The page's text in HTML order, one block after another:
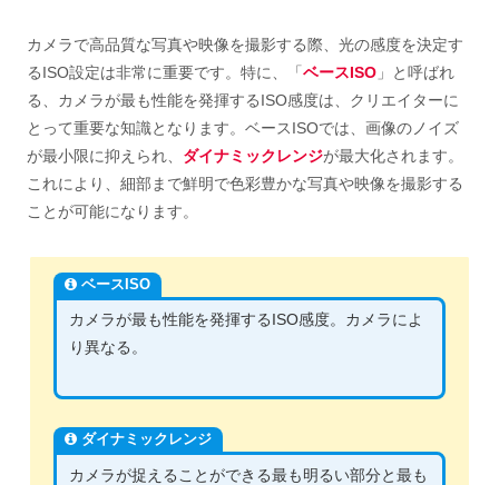
カメラで高品質な写真や映像を撮影する際、光の感度を決定す
るISO設定は非常に重要です。特に、「ベースISO 」と呼ばれ
る、カメラが最も性能を発揮するISO感度は、クリエイターに
とって重要な知識となります。ベースISOでは、画像のノイズ
が最小限に抑えられ、 ダイナミックレンジが最大化されます。
これにより、細部まで鮮明で色彩豊かな写真や映像を撮影する
ことが可能になります。
ベースISO
カメラが最も性能を発揮するISO感度。カメラによ
り異なる。
ダイナミックレンジ
カメラが捉えることができる最も明るい部分と最も